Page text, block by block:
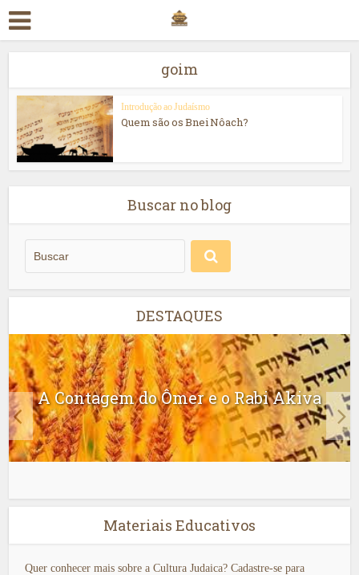
goim
Introdução ao Judaísmo
Quem são os Bnei Nôach?
Buscar no blog
DESTAQUES
A Contagem do Ômer e o Rabi Akiva
Materiais Educativos
Quer conhecer mais sobre a Cultura Judaica? Cadastre-se para